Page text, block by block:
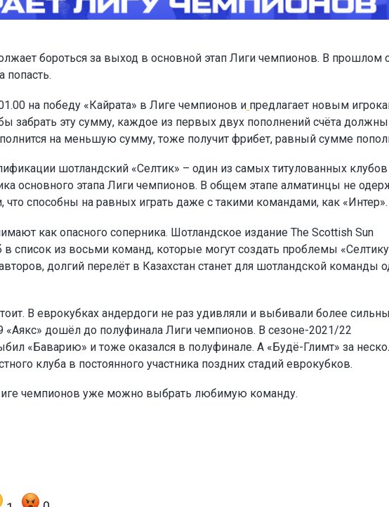
бороться за выход в основной этап Лиги чемпионов. В прошлом
попасть.
на победу «Кайрата» в Лиге чемпионов и предлагает новым
забрать эту сумму, каждое из первых двух пополнений счёта
на меньшую сумму, тоже получит фрибет, равный сумме
шотландский «Селтик» – один из самых титулованных клубов
основного этапа Лиги чемпионов. В общем этапе алматинцы не
что способны на равных играть даже с такими командами, как «Интер».
как опасного соперника. Шотландское издание The Scottish Sun
в список из восьми команд, которые могут создать проблемы
долгий перелёт в Казахстан станет для шотландской команды
В еврокубках андердоги не раз удивляли и выбивали более
«Аякс» дошёл до полуфинала Лиги чемпионов. В сезоне-2021/22
«Баварию» и тоже оказался в полуфинале. А «Будё-Глимт» за
клуба в постоянного участника поздних стадий еврокубков.
чемпионов уже можно выбрать любимую команду.